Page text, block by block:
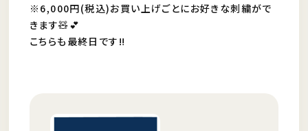
※6,000円(税込)お買い上げごとにお好きな刺繍がで
きます🧸💕
こちらも最終日です‼️